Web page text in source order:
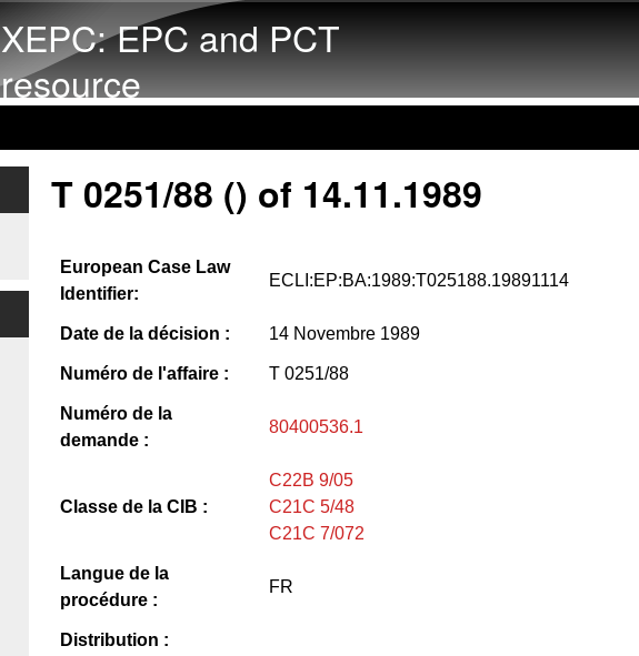
XEPC: EPC and PCT
resource
T 0251/88 () of 14.11.1989
European Case Law
Identifier:
ECLI:EP:BA:1989:T025188.19891114
Date de la décision : 14 Novembre 1989
Numéro de l'affaire : T 0251/88
Numéro de la
demande :
80400536.1
Classe de la CIB :
C22B 9/05
C21C 5/48
C21C 7/072
Langue de la
procédure :
FR
Distribution :